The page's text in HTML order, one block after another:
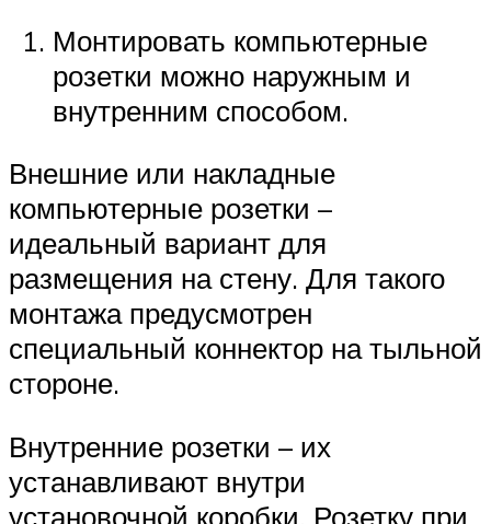
Монтировать компьютерные
розетки можно наружным и
внутренним способом.
Внешние или накладные
компьютерные розетки –
идеальный вариант для
размещения на стену. Для такого
монтажа предусмотрен
специальный коннектор на тыльной
стороне.
Внутренние розетки – их
устанавливают внутри
установочной коробки. Розетку при